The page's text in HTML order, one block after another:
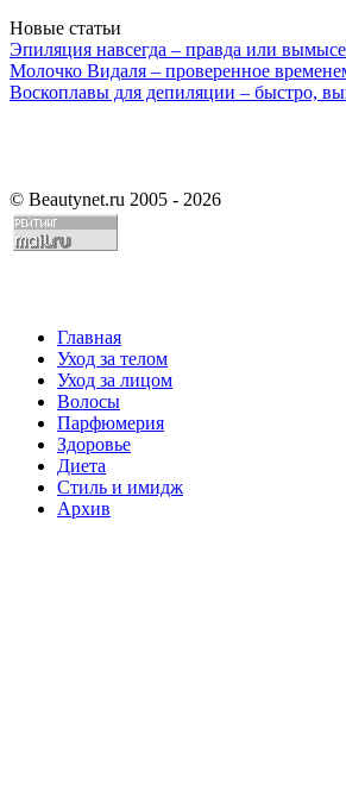
Новые статьи
Эпиляция навсегда – правда или
Молочко Видаля – проверенное
Воскоплавы для депиляции – быстро,
© Beautynet.ru 2005 - 2026
Главная
Уход за телом
Уход за лицом
Волосы
Парфюмерия
Здоровье
Диета
Стиль и имидж
Архив